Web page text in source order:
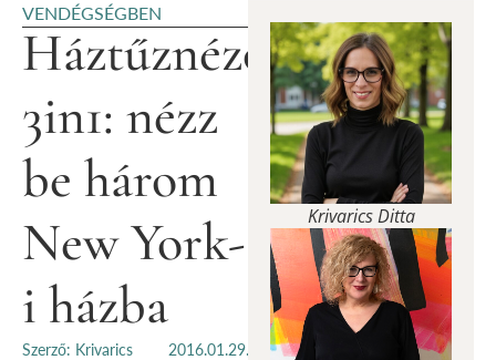
VENDÉGSÉGBEN
Háztűznézőben
3in1: nézz
be három
New York-
i házba
Szerző: Krivarics
2016.01.29.
Krivarics Ditta